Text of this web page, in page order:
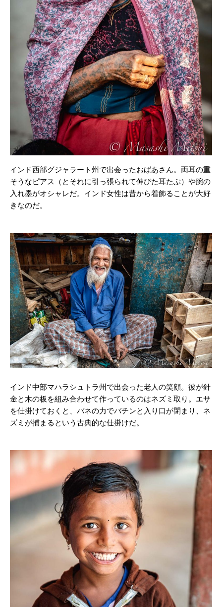
インド西部グジャラート州で出会ったおばあさん。両耳の重
そうなピアス（とそれに引っ張られて伸びた耳たぶ）や腕の
入れ墨がオシャレだ。インド女性は昔から着飾ることが大好
きなのだ。
インド中部マハラシュトラ州で出会った老人の笑顔。彼が針
金と木の板を組み合わせて作っているのはネズミ取り。エサ
を仕掛けておくと、バネの力でバチンと入り口が閉まり、ネ
ズミが捕まるという古典的な仕掛けだ。